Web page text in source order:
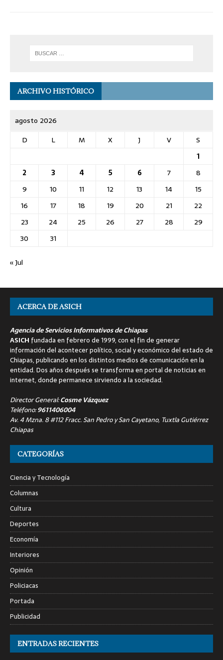
ARCHIVO HISTÓRICO
agosto 2026
D
L M X J V
S
1
2
3 4 5 6 7
8
9
10 11 12 13 14
15
16
17 18 19 20 21
22
23
24 25 26 27 28
29
30
31
« Jul
ACERCA DE ASICH
Agencia de Servicios Informativos de Chiapas
ASICH fundada en febrero de 1999, con el fin de generar
información del acontecer político, social y económico del estado de
Chiapas, publicando en los distintos medios de comunicación en la
entidad. Dos años después se transforma en portal de noticias en
internet, donde permanece sirviendo a la sociedad.
Director General:Cosme Vázquez
Teléfono:9611406004
Av. 4 Mzna. 8 #112 Fracc. San Pedro y San Cayetano, Tuxtla Gutiérrez
Chiapas
CATEGORÍAS
Ciencia y Tecnología
Columnas
Cultura
Deportes
Economía
Interiores
Opinión
Policiacas
Portada
Publicidad
ENTRADAS RECIENTES